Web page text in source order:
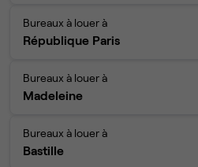
Bureaux à louer à
République Paris
Bureaux à louer à
Madeleine
Bureaux à louer à
Bastille